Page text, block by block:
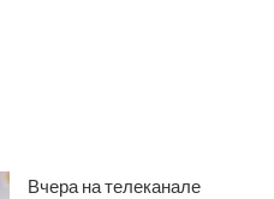
Вчера на телеканале